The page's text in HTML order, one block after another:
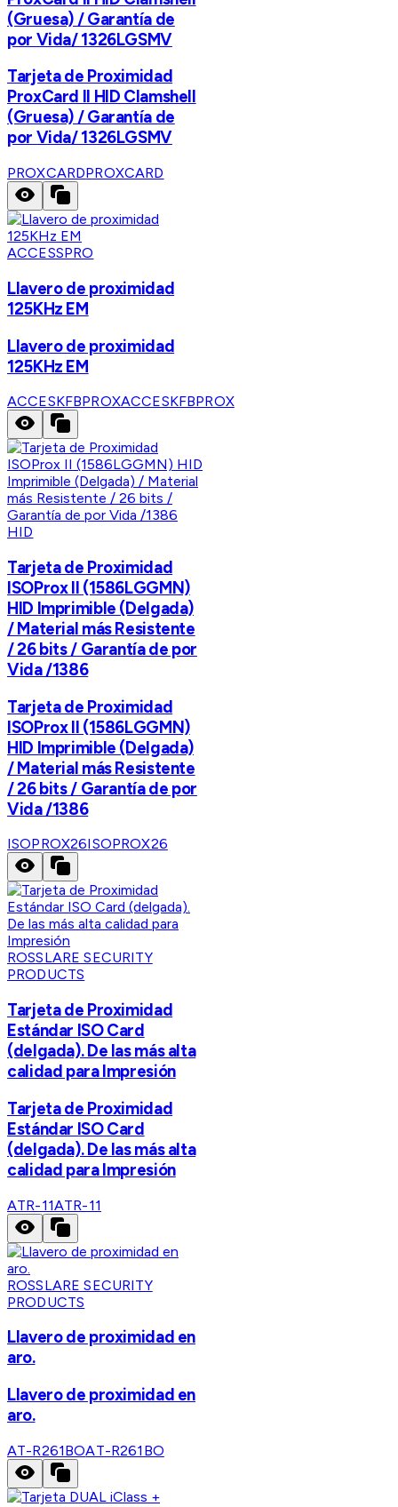
(Gruesa) / Garantía de
por Vida/ 1326LGSMV
Tarjeta de Proximidad
ProxCard II HID Clamshell
(Gruesa) / Garantía de
por Vida/ 1326LGSMV
PROXCARDPROXCARD
ACCESSPRO
Llavero de proximidad
125KHz EM
Llavero de proximidad
125KHz EM
ACCESKFBPROXACCESKFBPROX
HID
Tarjeta de Proximidad
ISOProx II (1586LGGMN)
HID Imprimible (Delgada)
/ Material más Resistente
/ 26 bits / Garantía de por
Vida /1386
Tarjeta de Proximidad
ISOProx II (1586LGGMN)
HID Imprimible (Delgada)
/ Material más Resistente
/ 26 bits / Garantía de por
Vida /1386
ISOPROX26ISOPROX26
ROSSLARE SECURITY
PRODUCTS
Tarjeta de Proximidad
Estándar ISO Card
(delgada). De las más alta
calidad para Impresión
Tarjeta de Proximidad
Estándar ISO Card
(delgada). De las más alta
calidad para Impresión
ATR-11ATR-11
ROSSLARE SECURITY
PRODUCTS
Llavero de proximidad en
aro.
Llavero de proximidad en
aro.
AT-R261BOAT-R261BO